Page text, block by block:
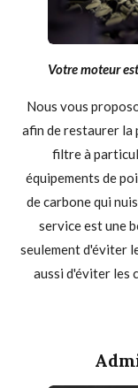
Votre moteur
Nous vous
afin de restaurer
filtre à
équipements de
de carbone qui
service est une
seulement d'éviter
aussi d'éviter les